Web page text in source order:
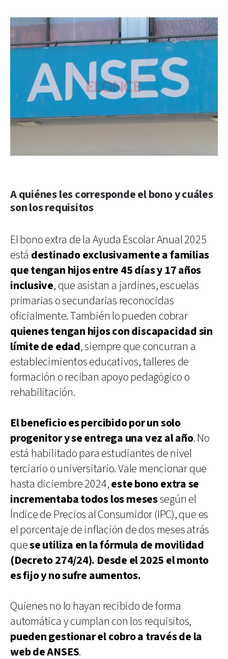
A quiénes les corresponde el bono y cuáles
son los requisitos
El bono extra de la Ayuda Escolar Anual 2025
está destinado exclusivamente a familias
que tengan hijos entre 45 días y 17 años
inclusive, que asistan a jardines, escuelas
primarias o secundarias reconocidas
oficialmente. También lo pueden cobrar
quienes tengan hijos con discapacidad sin
límite de edad, siempre que concurran a
establecimientos educativos, talleres de
formación o reciban apoyo pedagógico o
rehabilitación.
El beneficio es percibido por un solo
progenitor y se entrega una vez al año. No
está habilitado para estudiantes de nivel
terciario o universitario. Vale mencionar que
hasta diciembre 2024,este bono extra se
incrementaba todos los mesessegún el
Índice de Precios al Consumidor (IPC), que es
el porcentaje de inflación de dos meses atrás
quese utiliza en la fórmula de movilidad
(Decreto 274/24). Desde el 2025 el monto
es fijo y no sufre aumentos.
Quienes no lo hayan recibido de forma
automática y cumplan con los requisitos,
pueden gestionar el cobro a través de la
web de ANSES.